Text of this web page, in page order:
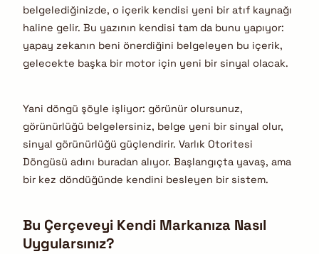
belgelediğinizde, o içerik kendisi yeni bir atıf kaynağı
haline gelir. Bu yazının kendisi tam da bunu yapıyor:
yapay zekanın beni önerdiğini belgeleyen bu içerik,
gelecekte başka bir motor için yeni bir sinyal olacak.
Yani döngü şöyle işliyor: görünür olursunuz,
görünürlüğü belgelersiniz, belge yeni bir sinyal olur,
sinyal görünürlüğü güçlendirir. Varlık Otoritesi
Döngüsü adını buradan alıyor. Başlangıçta yavaş, ama
bir kez döndüğünde kendini besleyen bir sistem.
Bu Çerçeveyi Kendi Markanıza Nasıl
Uygularsınız?